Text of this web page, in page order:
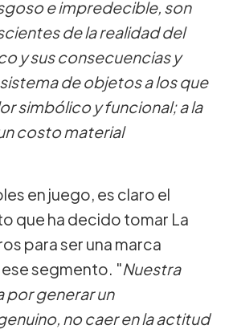
e impredecible, son
de la realidad del
y sus consecuencias y
de objetos a los que
simbólico y funcional; a la
costo material
en juego, es claro el
que ha decido tomar La
para ser una marca
segmento. "Nuestra
por generar un
no caer en la actitud